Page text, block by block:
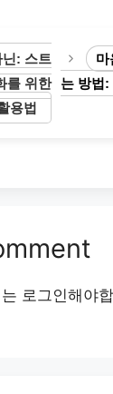
닌: 스트
를 위한
용법
마
는 방법:
로그인해야